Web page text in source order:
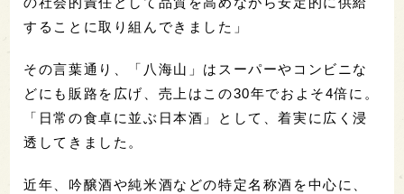
することに取り組んできました」
その言葉通り、「八海山」はスーパーやコンビニな
どにも販路を広げ、売上はこの30年でおよそ4倍に。
「日常の食卓に並ぶ日本酒」として、着実に広く浸
透してきました。
近年、吟醸酒や純米酒などの特定名称酒を中心に、